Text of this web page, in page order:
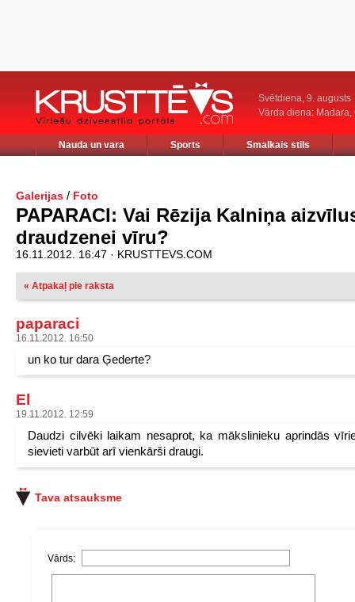
Svētdiena, 9. augusts
Vārda diena: Madara,
Nauda un vara Sports Smalkais stils
Galerijas / Foto
PAPARACI: Vai Rēzija Kalniņa
draudzenei vīru?
16.11.2012. 16:47 · KRUSTTEVS.COM
« Atpakaļ pie raksta
paparaci
16.11.2012. 16:50
un ko tur dara Ģederte?
El
19.11.2012. 12:59
Daudzi cilvēki laikam nesaprot, ka mākslinieku aprindās
sievieti varbūt arī vienkārši draugi.
Tava atsauksme
Vārds: